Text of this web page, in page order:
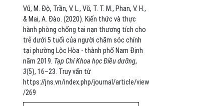
Vũ, M. Độ, Trần, V. L., Vũ, T. T. M., Phan, V. H.,
& Mai, A. Đào. (2020). Kiến thức và thực
hành phòng chống tai nạn thương tích cho
trẻ dưới 5 tuổi của người chăm sóc chính
tại phường Lộc Hòa - thành phố Nam Định
năm 2019. Tạp Chí Khoa học Điều dưỡng,
3(5), 16–23. Truy vấn từ
https://jns.vn/index.php/journal/article/view
/269